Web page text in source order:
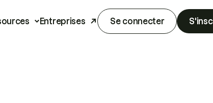
Entreprises Se connecter